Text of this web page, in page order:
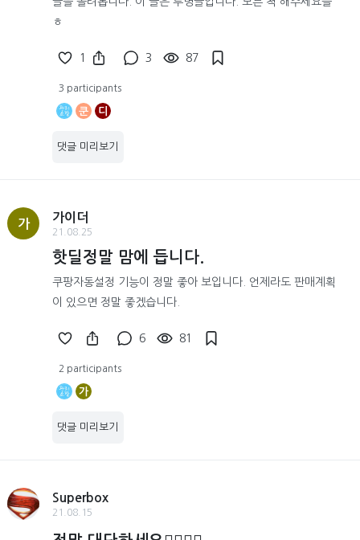
ㅎ
1 3 87
3 participants
쿤 디
댓글 미리보기
가
가이더
21.08.25
핫딜정말 맘에 듭니다.
쿠팡자동설정 기능이 정말 좋아 보입니다. 언제라도 판매계획
이 있으면 정말 좋겠습니다.
6 81
2 participants
가
댓글 미리보기
Superbox
21.08.15